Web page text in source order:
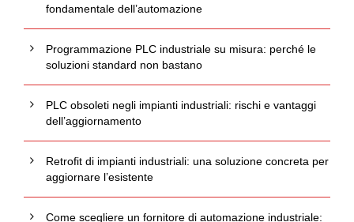
fondamentale dell’automazione
Programmazione PLC industriale su misura: perché le
soluzioni standard non bastano
PLC obsoleti negli impianti industriali: rischi e vantaggi
dell’aggiornamento
Retrofit di impianti industriali: una soluzione concreta per
aggiornare l’esistente
Come scegliere un fornitore di automazione industriale: